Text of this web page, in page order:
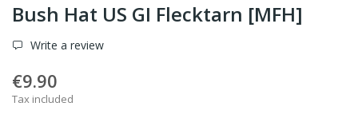
Bush Hat US GI Flecktarn [MFH]
Write a review
€9.90
Tax included